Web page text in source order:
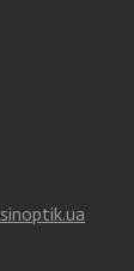
sinoptik.ua